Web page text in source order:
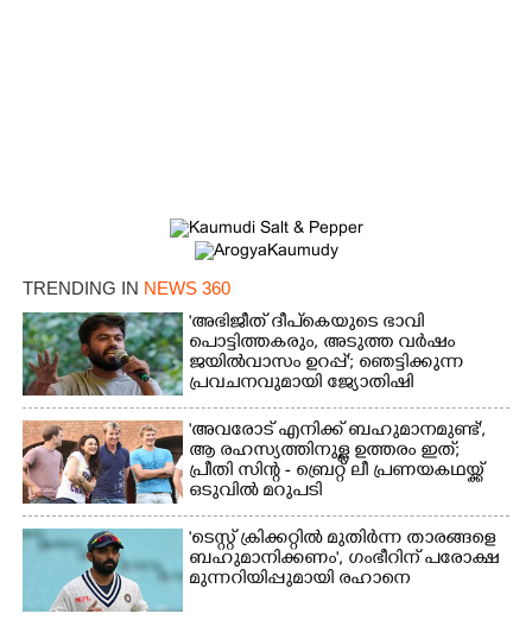
TRENDING IN NEWS 360
'അഭിജീത് ദീപ്‌കെയുടെ ഭാവി
പൊട്ടിത്തകരും, അടുത്ത വർഷം
ജയിൽവാസം ഉറപ്പ്'; ഞെട്ടിക്കുന്ന
പ്രവചനവുമായി ജ്യോതിഷി
'അവരോട് എനിക്ക് ബഹുമാനമുണ്ട്',​
ആ രഹസ്യത്തിനുള്ള ഉത്തരം ഇത്;
പ്രീതി സിന്റ - ബ്രെറ്റ് ലീ പ്രണയകഥയ്ക്ക്
ഒടുവിൽ മറുപടി
'ടെസ്റ്റ് ക്രിക്കറ്റിൽ മുതിർന്ന താരങ്ങളെ
ബഹുമാനിക്കണം', ഗംഭീറിന് പരോക്ഷ
മുന്നറിയിപ്പുമായി രഹാനെ